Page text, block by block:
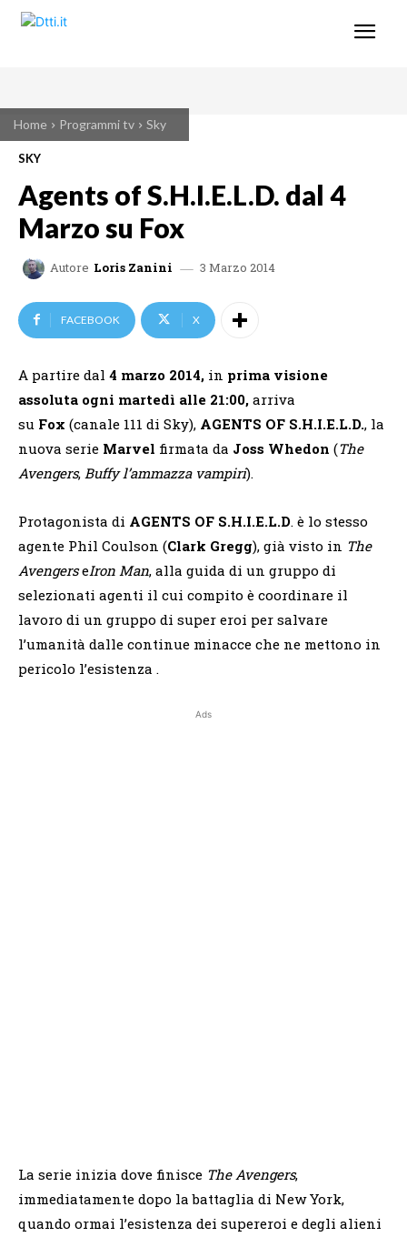
Home Programmi tv Sky
SKY
Agents of S.H.I.E.L.D. dal 4
Marzo su Fox
Autore Loris Zanini 3 Marzo 2014
FACEBOOK X
A partire dal 4 marzo 2014, in prima visione
assoluta ogni martedì alle 21:00, arriva
su Fox (canale 111 di Sky), AGENTS OF S.H.I.E.L.D., la
nuova serie Marvel firmata da Joss Whedon (The
Avengers, Buffy l’ammazza vampiri).
Protagonista di AGENTS OF S.H.I.E.L.D. è lo stesso
agente Phil Coulson (Clark Gregg), già visto in The
AvengerseIron Man, alla guida di un gruppo di
selezionati agenti il cui compito è coordinare il
lavoro di un gruppo di super eroi per salvare
l’umanità dalle continue minacce che ne mettono in
pericolo l’esistenza .
Ads
La serie inizia dove finisce The Avengers,
immediatamente dopo la battaglia di New York,
quando ormai l’esistenza dei supereroi e degli alieni